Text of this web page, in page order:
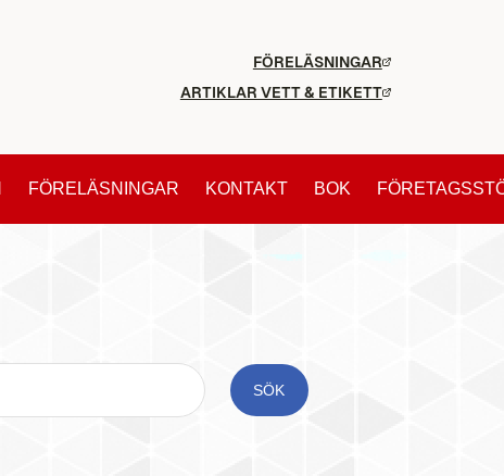
FÖRELÄSNINGAR
ARTIKLAR VETT & ETIKETT
FÖRELÄSNINGAR KONTAKT BOK